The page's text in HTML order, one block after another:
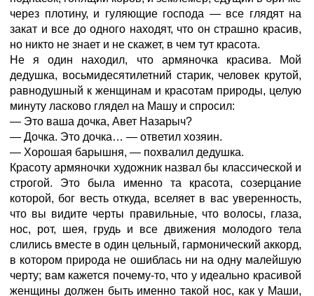
через плотину, и гуляющие господа — все глядят на
закат и все до одного находят, что он страшно красив,
но никто не знает и не скажет, в чем тут красота.
Не я один находил, что армяночка красива. Мой
дедушка, восьмидесятилетний старик, человек крутой,
равнодушный к женщинам и красотам природы, целую
минуту ласково глядел на Машу и спросил:
— Это ваша дочка, Авет Назарыч?
— Дочка. Это дочка… — ответил хозяин.
— Хорошая барышня, — похвалил дедушка.
Красоту армяночки художник назвал бы классической и
строгой. Это была именно та красота, созерцание
которой, бог весть откуда, вселяет в вас уверенность,
что вы видите черты правильные, что волосы, глаза,
нос, рот, шея, грудь и все движения молодого тела
слились вместе в один цельный, гармонический аккорд,
в котором природа не ошиблась ни на одну малейшую
черту; вам кажется почему-то, что у идеально красивой
женщины должен быть именно такой нос, как у Маши,